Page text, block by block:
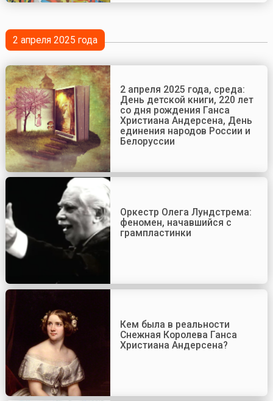
2 апреля 2025 года
2 апреля 2025 года, среда:
День детской книги, 220 лет
со дня рождения Ганса
Христиана Андерсена, День
единения народов России и
Белоруссии
Оркестр Олега Лундстрема:
феномен, начавшийся с
грампластинки
Кем была в реальности
Снежная Королева Ганса
Христиана Андерсена?